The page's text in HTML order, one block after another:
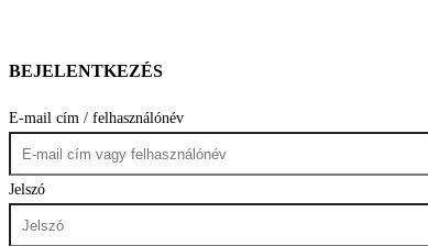
BEJELENTKEZÉS
E-mail cím / felhasználónév
Jelszó